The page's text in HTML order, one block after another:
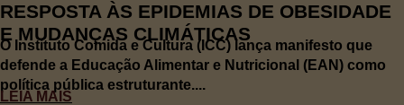
RESPOSTA ÀS EPIDEMIAS DE OBESIDADE
E MUDANÇAS CLIMÁTICAS
O Instituto Comida e Cultura (ICC) lança manifesto que
defende a Educação Alimentar e Nutricional (EAN) como
política pública estruturante....
LEIA MAIS